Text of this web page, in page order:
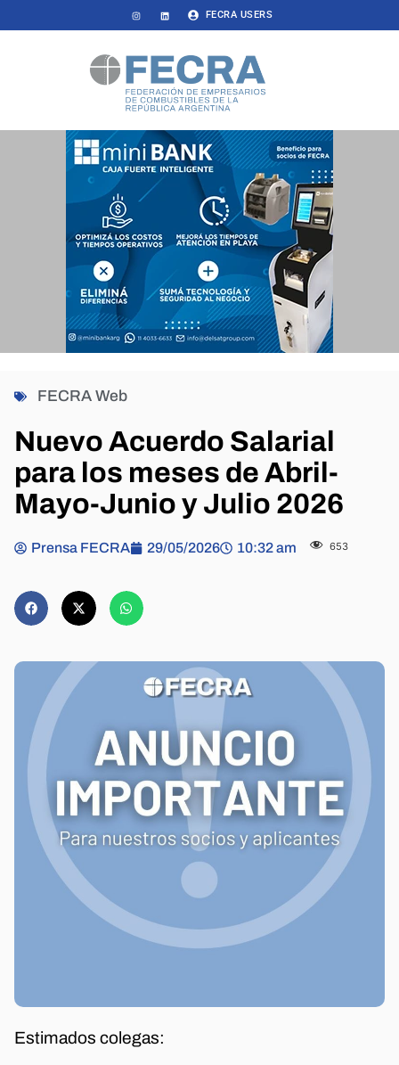
FECRA USERS
FECRA Web
Nuevo Acuerdo Salarial
para los meses de Abril-
Mayo-Junio y Julio 2026
Prensa FECRA 29/05/2026 10:32 am 653
Estimados colegas: